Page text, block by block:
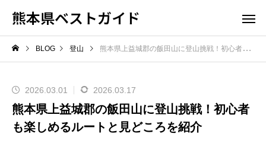
熊本県ベストガイド
BLOG 登山 熊本県上益城郡の飯田山に登山挑戦！初心者も楽しめるルートと見どころを紹介
2026.03.01 2026.03.17
熊本県上益城郡の飯田山に登山挑戦！初心者
も楽しめるルートと見どころを紹介